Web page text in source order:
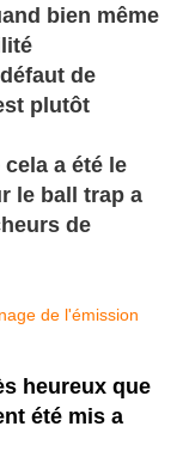
bien même
de
plutôt
a été le
le ball trap a
de
heureux que
été mis a